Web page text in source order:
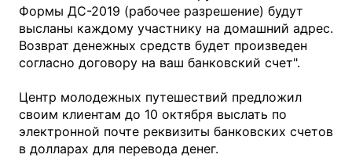
Формы ДС-2019 (рабочее разрешение) будут
высланы каждому участнику на домашний адрес.
Возврат денежных средств будет произведен
согласно договору на ваш банковский счет".
Центр молодежных путешествий предложил
своим клиентам до 10 октября выслать по
электронной почте реквизиты банковских счетов
в долларах для перевода денег.